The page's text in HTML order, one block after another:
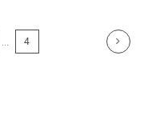
4